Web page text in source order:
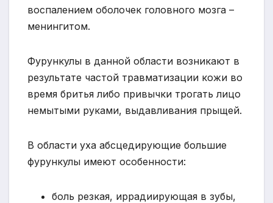
воспалением оболочек головного мозга –
менингитом.
Фурункулы в данной области возникают в
результате частой травматизации кожи во
время бритья либо привычки трогать лицо
немытыми руками, выдавливания прыщей.
В области уха абсцедирующие большие
фурункулы имеют особенности:
боль резкая, иррадиирующая в зубы,